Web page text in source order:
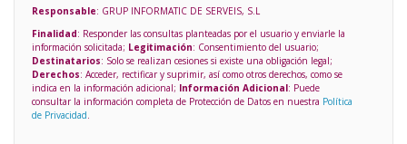
Responsable: GRUP INFORMATIC DE SERVEIS, S.L
Finalidad: Responder las consultas planteadas por el usuario y enviarle la
información solicitada; Legitimación: Consentimiento del usuario;
Destinatarios: Solo se realizan cesiones si existe una obligación legal;
Derechos: Acceder, rectificar y suprimir, así como otros derechos, como se
indica en la información adicional; Información Adicional: Puede
consultar la información completa de Protección de Datos en nuestra Política
de Privacidad.